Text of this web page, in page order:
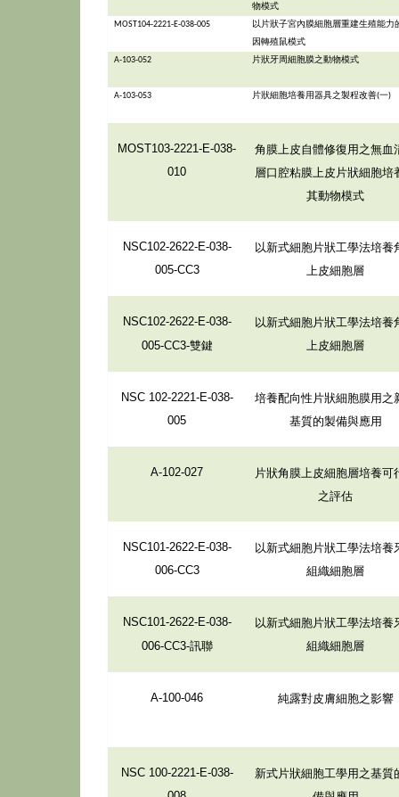
物模式
MOST104-2221-E-038-005
以片狀子宮內膜細胞層重建生殖能力
因轉殖鼠模式
A-103-052
片狀牙周細胞膜之動物模式
A-103-053 片狀細胞培養用器具之製程改善(一)
MOST103-2221-E-038-
010
角膜上皮自體修復用之無血
層口腔粘膜上皮片狀細胞培
其動物模式
NSC102-2622-E-038-
005-CC3
以新式細胞片狀工學法培養
上皮細胞層
NSC102-2622-E-038-
005-CC3-雙鍵
以新式細胞片狀工學法培養
上皮細胞層
NSC 102-2221-E-038-
005
培養配向性片狀細胞膜用之
基質的製備與應用
A-102-027
片狀角膜上皮細胞層培養可
之評估
NSC101-2622-E-038-
006-CC3
以新式細胞片狀工學法培養
組織細胞層
NSC101-2622-E-038-
006-CC3-訊聯
以新式細胞片狀工學法培養
組織細胞層
A-100-046 純露對皮膚細胞之影響
NSC 100-2221-E-038-
新式片狀細胞工學用之基質